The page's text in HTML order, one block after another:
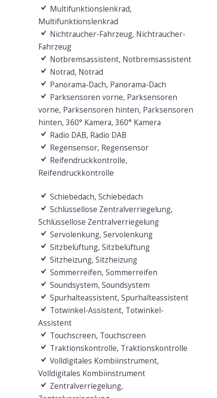
Multifunktionslenkrad,
Multifunktionslenkrad
Nichtraucher-Fahrzeug, Nichtraucher-
Fahrzeug
Notbremsassistent, Notbremsassistent
Notrad, Notrad
Panorama-Dach, Panorama-Dach
Parksensoren vorne, Parksensoren
vorne, Parksensoren hinten, Parksensoren
hinten, 360° Kamera, 360° Kamera
Radio DAB, Radio DAB
Regensensor, Regensensor
Reifendruckkontrolle,
Reifendruckkontrolle
Schiebedach, Schiebedach
Schlüssellose Zentralverriegelung,
Schlüssellose Zentralverriegelung
Servolenkung, Servolenkung
Sitzbelüftung, Sitzbelüftung
Sitzheizung, Sitzheizung
Sommerreifen, Sommerreifen
Soundsystem, Soundsystem
Spurhalteassistent, Spurhalteassistent
Totwinkel-Assistent, Totwinkel-
Assistent
Touchscreen, Touchscreen
Traktionskontrolle, Traktionskontrolle
Volldigitales Kombiinstrument,
Volldigitales Kombiinstrument
Zentralverriegelung,